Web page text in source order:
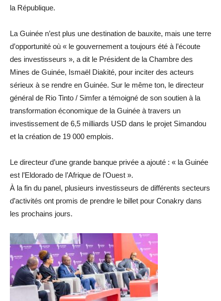
la République.
La Guinée n’est plus une destination de bauxite, mais une terre
d’opportunité où « le gouvernement a toujours été à l’écoute
des investisseurs », a dit le Président de la Chambre des
Mines de Guinée, Ismaël Diakité, pour inciter des acteurs
sérieux à se rendre en Guinée. Sur le même ton, le directeur
général de Rio Tinto / Simfer a témoigné de son soutien à la
transformation économique de la Guinée à travers un
investissement de 6,5 milliards USD dans le projet Simandou
et la création de 19 000 emplois.
Le directeur d’une grande banque privée a ajouté : « la Guinée
est l’Eldorado de l’Afrique de l’Ouest ».
À la fin du panel, plusieurs investisseurs de différents secteurs
d’activités ont promis de prendre le billet pour Conakry dans
les prochains jours.